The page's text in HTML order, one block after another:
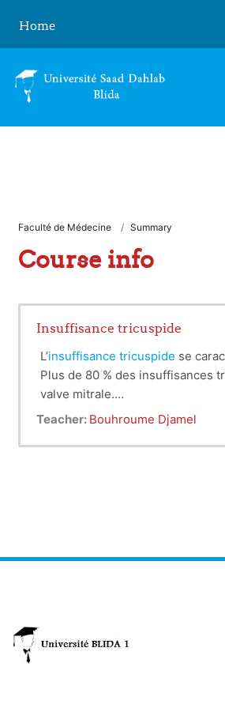
Home
Faculté de Médecine Summary
Course info
Insuffisance tricuspide
L’insuffisance tricuspide se
Plus de 80 % des insuffisances
valve mitrale.
La symptomatologie
Même si le traitement médical
Teacher: Bouhroume Djamel